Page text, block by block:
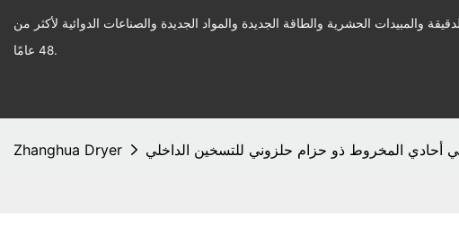
والمبيدات الحشرية والطاقة الجديدة والمواد الجديدة والصناعات الدوائية لأكثر من
48 عامًا.
Zhanghua Dryer أحادي المخروط ذو حزام حلزوني للتسخين الداخلي